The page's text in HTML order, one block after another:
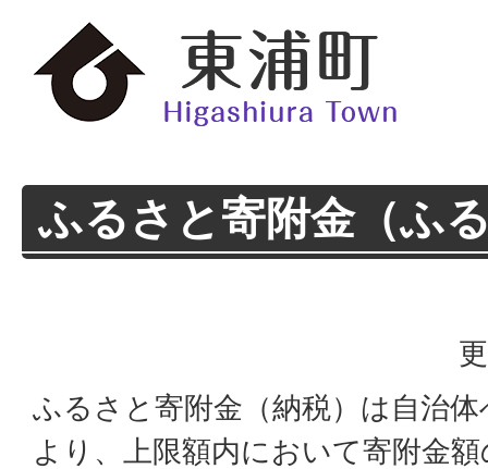
ふるさと寄附金（ふ
ふるさと寄附金（納税）は自治
より、上限額内において寄附金